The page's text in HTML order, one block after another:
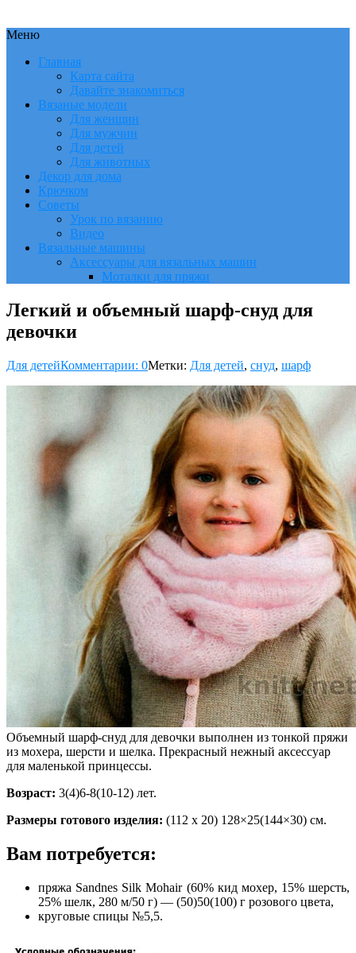
Меню
Главная
Карта сайта
Давайте знакомиться
Вязаные модели
Для женщин
Для мужчин
Для детей
Для животных
Декор для дома
Крючком
Советы
Урок по вязанию
Видео
Вязальные машины
Аксессуары для вязальных машин
Моталки для пряжи
Легкий и объемный шарф-снуд для
девочки
Для детейКомментарии: 0Метки: Для детей, снуд, шарф
Объемный шарф-снуд для девочки выполнен из тонкой пряжи
из мохера, шерсти и шелка. Прекрасный нежный аксессуар
для маленькой принцессы.
Возраст: 3(4)6-8(10-12) лет.
Размеры готового изделия: (112 х 20) 128×25(144×30) см.
Вам потребуется:
пряжа Sandnes Silk Mohair (60% кид мохер, 15% шерсть,
25% шелк, 280 м/50 г) — (50)50(100) г розового цвета,
круговые спицы №5,5.